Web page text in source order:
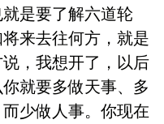
是要了解六道轮
来去往何方，就是
，我想开了，以后
就要多做天事、多
少做人事。你现在